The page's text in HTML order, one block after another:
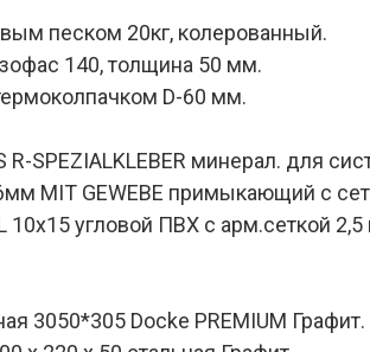
песком 20кг, колерованный.
140, толщина 50 мм.
D-60 мм.
SPEZIALKLEBER минерал. для
MIT GEWEBE примыкающий с
10х15 угловой ПВХ с арм.сеткой 2,5
3050*305 Docke PREMIUM Графит.